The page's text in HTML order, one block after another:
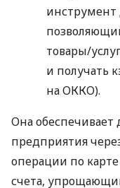
товары/
и получать
на ОККО).
Она обеспечивает
предприятия
операции по
счета,